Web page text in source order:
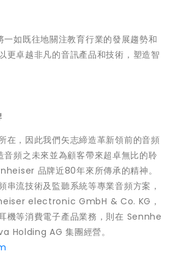
如既往地關注教育行業的發展趨勢和
更卓越非凡的音訊產品和技術，塑造智
在，因此我們矢志締造革新領前的音頻
頻之未來並為顧客帶來超卓無比的聆
品牌近80年來所傳承的精神。
串流技術及監聽系統等專業音頻方案，
electronic GmbH & Co. KG，
機等消費電子產品業務，則在 Sennhe
Holding AG 集團經營。